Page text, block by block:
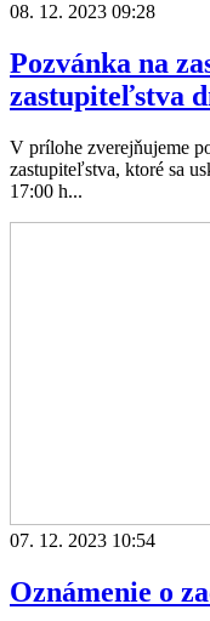
08. 12. 2023 09:28
Pozvánka na
zastupiteľstva
V prílohe zverejňujeme
zastupiteľstva, ktoré sa
17:00 h...
07. 12. 2023 10:54
Oznámenie o